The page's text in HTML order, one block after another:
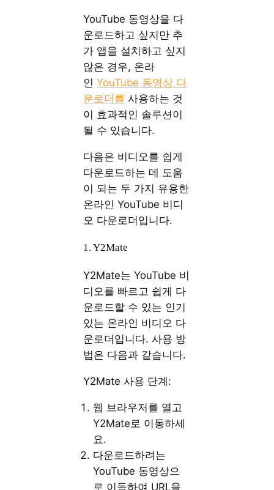
YouTube 동영상을 다
운로드하고 싶지만 추
가 앱을 설치하고 싶지
않은 경우, 온라
인YouTube 동영상 다
운로더를 사용하는 것
이 효과적인 솔루션이
될 수 있습니다.
다음은 비디오를 쉽게
다운로드하는 데 도움
이 되는 두 가지 유용한
온라인 YouTube 비디
오 다운로더입니다.
1. Y2Mate
Y2Mate는 YouTube 비
디오를 빠르고 쉽게 다
운로드할 수 있는 인기
있는 온라인 비디오 다
운로더입니다. 사용 방
법은 다음과 같습니다.
Y2Mate 사용 단계:
웹 브라우저를 열고
Y2Mate로 이동하세
요.
다운로드하려는
YouTube 동영상으
로 이동하여 URL을